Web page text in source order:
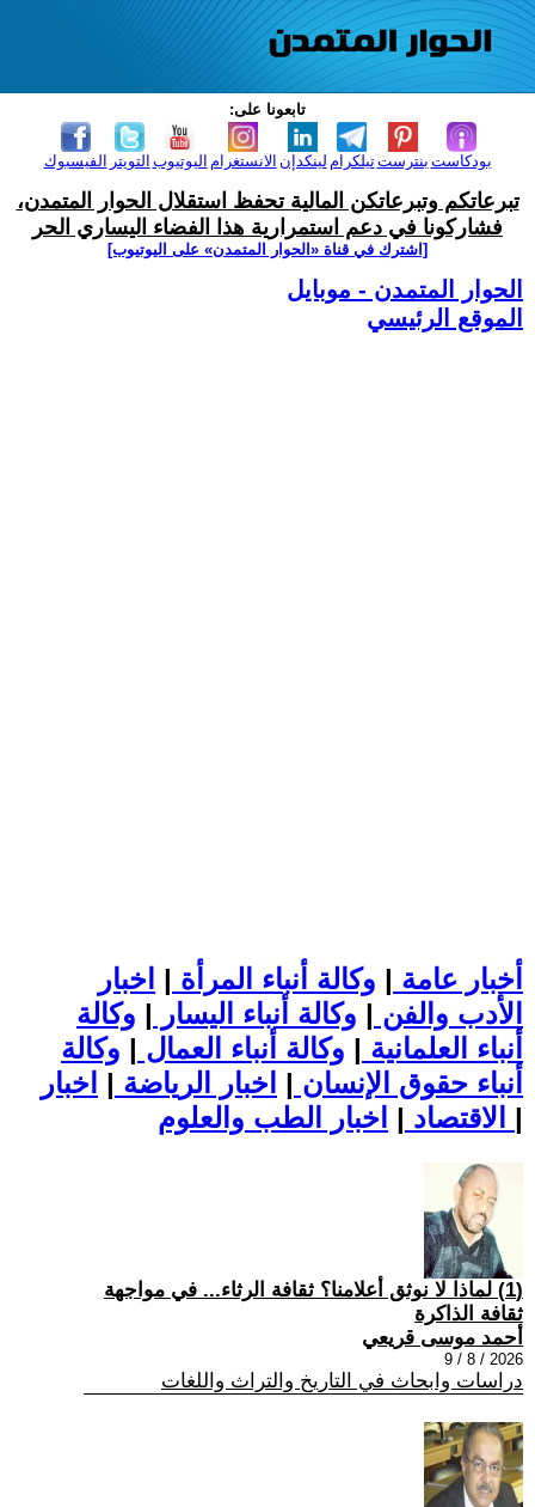
تابعونا على:
الفيسبوك التويتر اليوتيوب الانستغرام لينكدإن تيلكرامبنترست بودكاست
تبرعاتكم وتبرعاتكن المالية تحفظ استقلال الحوار المتمدن،
فشاركونا في دعم استمرارية هذا الفضاء اليساري الحر
[اشترك في قناة ‫«الحوار المتمدن» على اليوتيوب]
الحوار المتمدن - موبايل
الموقع الرئيسي
أخبار عامة | وكالة أنباء المرأة | اخبار
الأدب والفن | وكالة أنباء اليسار | وكالة
أنباء العلمانية | وكالة أنباء العمال | وكالة
أنباء حقوق الإنسان | اخبار الرياضة | اخبار
الاقتصاد | |
(1) لماذا لا نوثق أعلامنا؟ ثقافة الرثاء... في مواجهة
ثقافة الذاكرة
أحمد موسى قريعي
2026 / 8 / 9
دراسات وابحاث في التاريخ والتراث واللغات